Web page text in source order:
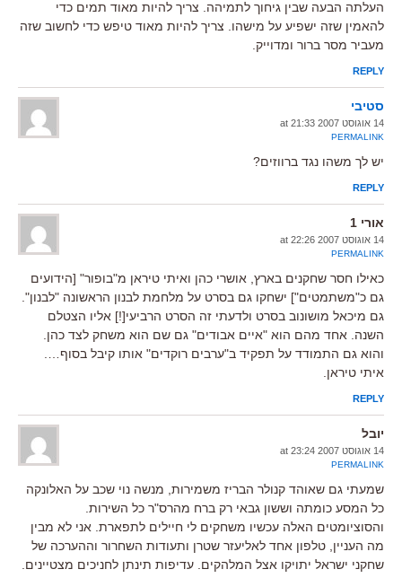
העלתה הבעה שבין גיחוך לתמיהה. צריך להיות מאוד תמים כדי
להאמין שזה ישפיע על מישהו. צריך להיות מאוד טיפש כדי לחשוב שזה
מעביר מסר ברור ומדוייק.
REPLY
סטיבי
14 אוגוסט 2007 at 21:33
PERMALINK
יש לך משהו נגד ברווזים?
REPLY
אורי 1
14 אוגוסט 2007 at 22:26
PERMALINK
כאילו חסר שחקנים בארץ, אושרי כהן ואיתי טיראן מ"בופור" [הידועים
גם כ"משתמטים"] ישחקו גם בסרט על מלחמת לבנון הראשונה "לבנון".
גם מיכאל מושונוב בסרט ולדעתי זה הסרט הרביעי[!] אליו הצטלם
השנה. אחד מהם הוא "איים אבודים" גם שם הוא משחק לצד כהן.
והוא גם התמודד על תפקיד ב"ערבים רוקדים" אותו קיבל בסוף….
איתי טיראן.
REPLY
יובל
14 אוגוסט 2007 at 23:24
PERMALINK
שמעתי גם שאוהד קנולר הבריז משמירות, מנשה נוי שכב על האלונקה
כל המסע כומתה וששון גבאי רק ברח מהרס"ר כל השירות.
והסוציומטים האלה עכשיו משחקים לי חיילים לתפארת. אני לא מבין
מה העניין, טלפון אחד לאליעזר שטרן ותעודות השחרור וההערכה של
שחקני ישראל יתויקו אצל המלהקים. עדיפות תינתן לחניכים מצטיינים.